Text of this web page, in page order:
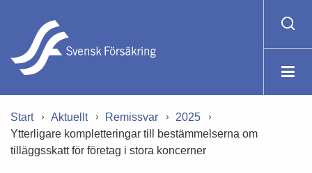
Start Aktuellt Remissvar
2025
Ytterligare kompletteringar till bestämmelserna om
tilläggsskatt för företag i stora koncerner